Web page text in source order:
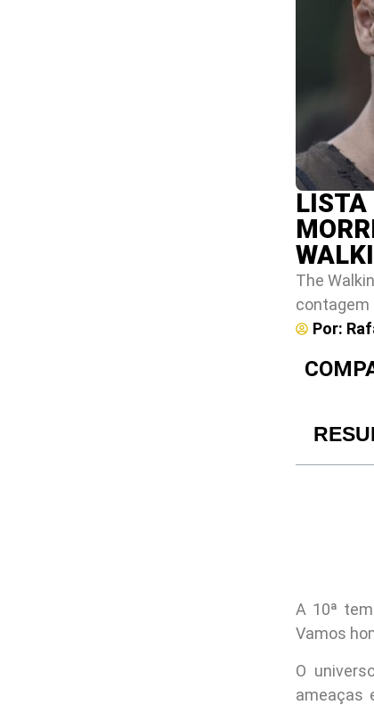
LISTA
The
contagem
Por:
A 10ª
Vamos
O
ameaças